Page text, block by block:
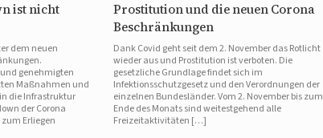
ist nicht
dem neuen
genehmigten
Maßnahmen und
die Infrastruktur
der Corona
Erliegen
Prostitution und die neuen Corona
Beschränkungen
Dank Covid geht seit dem 2. November das Rotlicht
wieder aus und Prostitution ist verboten. Die
gesetzliche Grundlage findet sich im
Infektionsschutzgesetz und den Verordnungen der
einzelnen Bundesländer. Vom 2. November bis zum
Ende des Monats sind weitestgehend alle
Freizeitaktivitäten […]